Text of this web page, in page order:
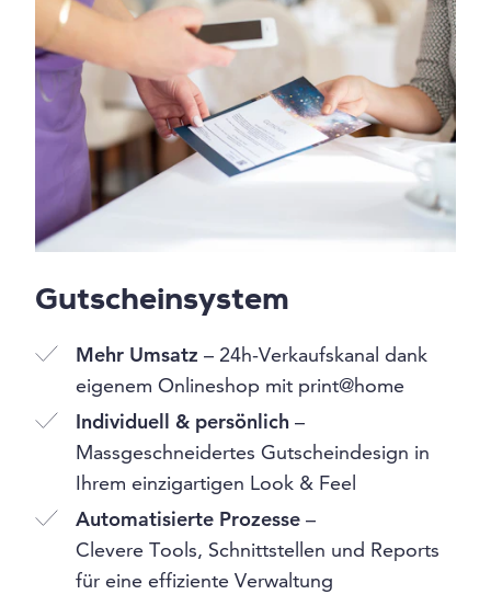
Gutscheinsystem
Mehr Umsatz – 24h-Verkaufskanal dank
eigenem Onlineshop mit print@home
Individuell & persönlich –
Massgeschneidertes Gutscheindesign in
Ihrem einzigartigen Look & Feel
Automatisierte Prozesse –
Clevere Tools, Schnittstellen und Reports
für eine effiziente Verwaltung